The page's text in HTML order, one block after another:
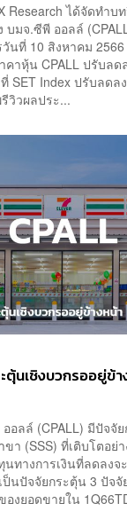
Research ได้จัดทำบ
บมจ.ซีพี ออลล์
นที่ 10 สิงหาคม
าหุ้น CPALL ปรับลด
SET Index ปรับลดล
วิวผลประ...
ตุ้นเชิงบวกรออยู่ข้า
ลล์ (CPALL) มีปัจจั
า (SSS) ที่เติบโตอย่
ทางการเงินที่ลดลง
นปัจจัยกระตุ้น 3 ปัจ
งยอดขายใน